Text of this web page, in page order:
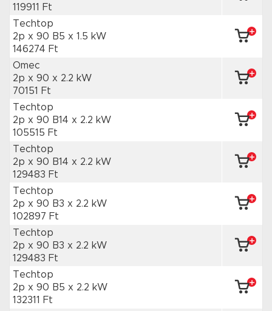
119911 Ft
Techtop
2p x 90 B5 x 1.5 kW
146274 Ft
Omec
2p x 90 x 2.2 kW
70151 Ft
Techtop
2p x 90 B14 x 2.2 kW
105515 Ft
Techtop
2p x 90 B14 x 2.2 kW
129483 Ft
Techtop
2p x 90 B3 x 2.2 kW
102897 Ft
Techtop
2p x 90 B3 x 2.2 kW
129483 Ft
Techtop
2p x 90 B5 x 2.2 kW
132311 Ft